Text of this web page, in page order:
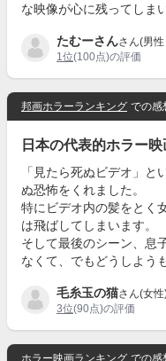
な映像が心に残ってしま
たむーさんさん(男
1位(100点)の評価
邦画ホラーランキング での感
日本の代表的ホラー映
「見たら死ぬビデオ」
ぬ恐怖をくれました。
特にビデオ内の髪をとく
は飛ばしてしまいます。
そして最後のシーン、息
なくて、でもどうしよう
毛糸玉の猫さん(女性
3位(90点)の評価
ホラー映画ランキング での感